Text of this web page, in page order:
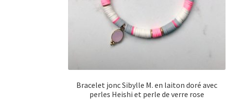
Bracelet jonc Sibylle M. en laiton doré avec
perles Heishi et perle de verre rose